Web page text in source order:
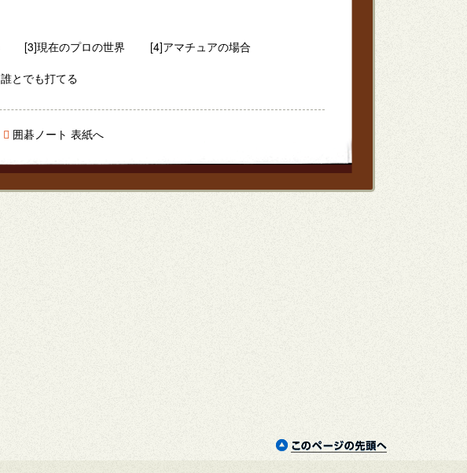
[3]現在のプロの世界
[4]アマチュアの場合
とでも打てる
囲碁ノート 表紙へ